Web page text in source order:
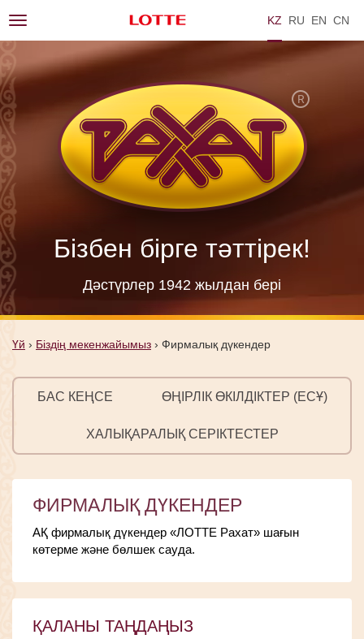
KZ RU EN ZH
Бізбен бірге тәттірек!
Дәстүрлер 1942 жылдан берi
Toggle
navigation
Үй › Біздің мекенжайымыз › Фирмалық дүкендер
БАС КЕҢСЕ ӨҢІРЛІК ӨКІЛДІКТЕР (ЕСҰ)
ХАЛЫҚАРАЛЫҚ СЕРІКТЕСТЕР
ФИРМАЛЫҚ ДҮКЕНДЕР
АҚ фирмалық дүкендер «ЛОТТЕ Рахат» шағын
көтерме және бөлшек сауда.
ҚАЛАНЫ ТАҢДАҢЫЗ